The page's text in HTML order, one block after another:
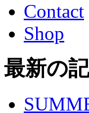
Contact
Shop
最新の